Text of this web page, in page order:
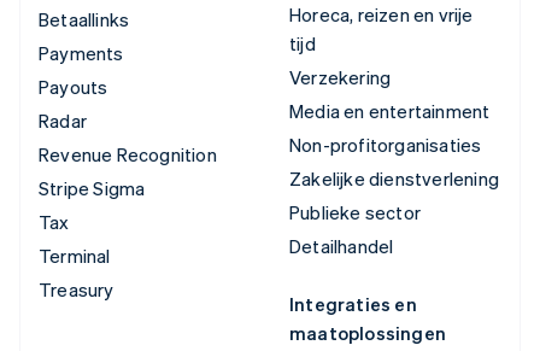
Betaallinks
Payments
Payouts
Radar
Revenue Recognition
Stripe Sigma
Tax
Terminal
Treasury
Horeca, reizen en vrije
tijd
Verzekering
Media en entertainment
Non-profitorganisaties
Zakelijke dienstverlening
Publieke sector
Detailhandel
Integraties en
maatoplossingen